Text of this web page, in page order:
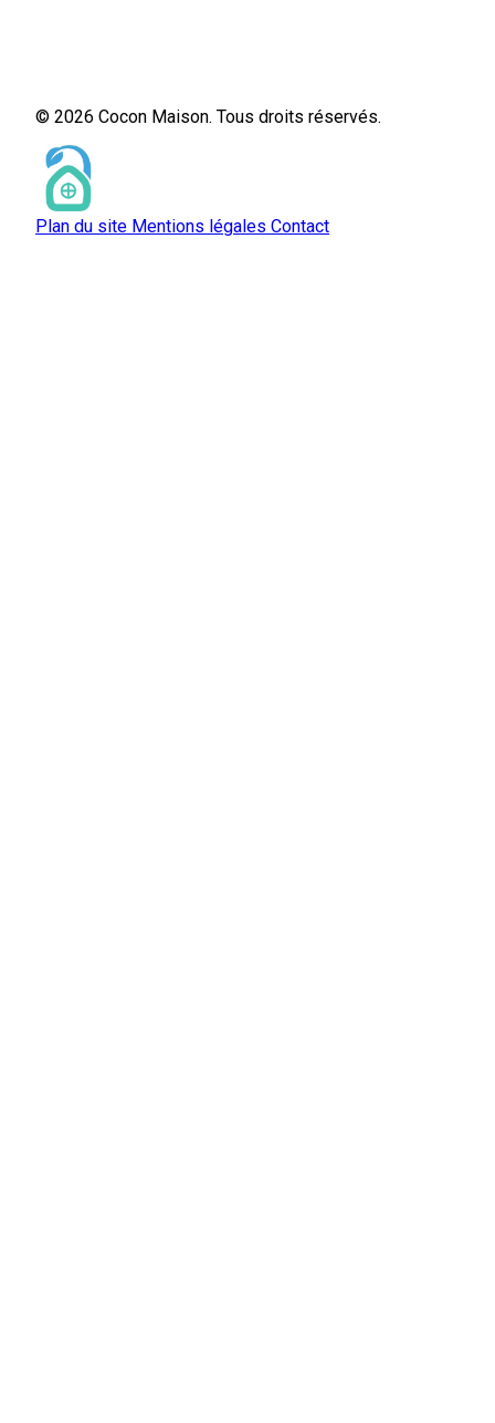
© 2026 Cocon Maison. Tous droits réservés.
Plan du site Mentions légales Contact